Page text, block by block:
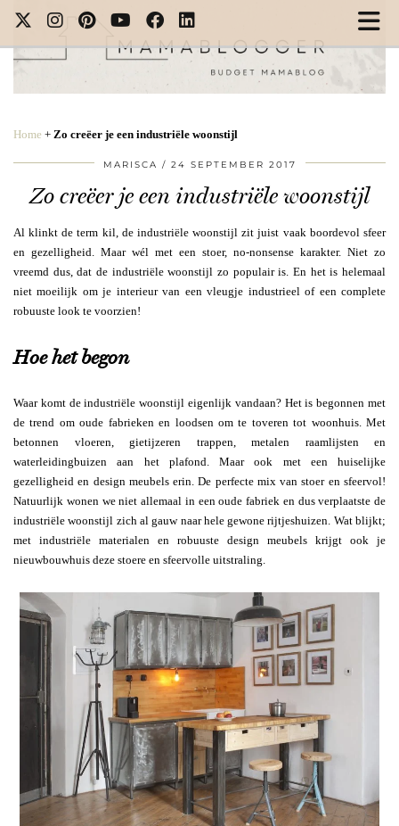
Home + Zo creëer je een industriële woonstijl
MARISCA 24 SEPTEMBER 2017
Zo creëer je een industriële woonstijl
Al klinkt de term kil, de industriële woonstijl zit juist vaak boordevol sfeer
en gezelligheid. Maar wél met een stoer, no-nonsense karakter. Niet zo
vreemd dus, dat de industriële woonstijl zo populair is. En het is helemaal
niet moeilijk om je interieur van een vleugje industrieel of een complete
robuuste look te voorzien!
Hoe het begon
Waar komt de industriële woonstijl eigenlijk vandaan? Het is begonnen met
de trend om oude fabrieken en loodsen om te toveren tot woonhuis. Met
betonnen vloeren, gietijzeren trappen, metalen raamlijsten en
waterleidingbuizen aan het plafond. Maar ook met een huiselijke
gezelligheid en design meubels erin. De perfecte mix van stoer en sfeervol!
Natuurlijk wonen we niet allemaal in een oude fabriek en dus verplaatste de
industriële woonstijl zich al gauw naar hele gewone rijtjeshuizen. Wat blijkt;
met industriële materialen en robuuste design meubels krijgt ook je
nieuwbouwhuis deze stoere en sfeervolle uitstraling.